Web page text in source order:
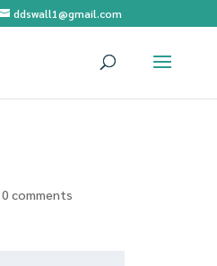
ddswall1@gmail.com
0 comments